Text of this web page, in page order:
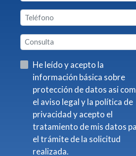
He leído y acepto la
información básica sobre
protección de datos asi como
el aviso legal y la política de
privacidad y acepto el
tratamiento de mis datos
el trámite de la solicitud
realizada.